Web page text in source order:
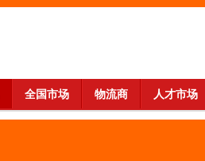
全国市场 物流商 人才市场